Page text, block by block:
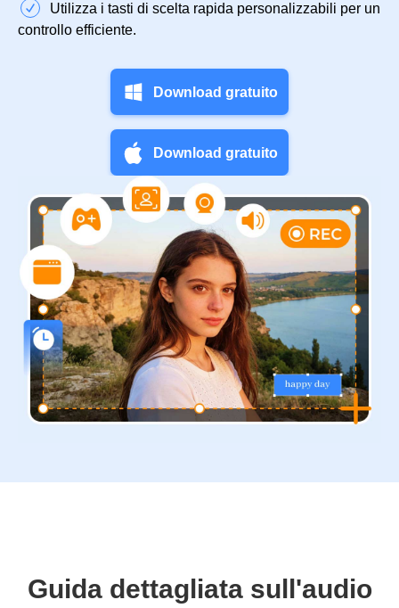
Utilizza i tasti di scelta rapida personalizzabili per un
controllo efficiente.
Download gratuito
Download gratuito
Guida dettagliata sull'audio